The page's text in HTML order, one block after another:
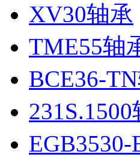
XV30轴承
TME55轴
BCE36-
EGB3530-